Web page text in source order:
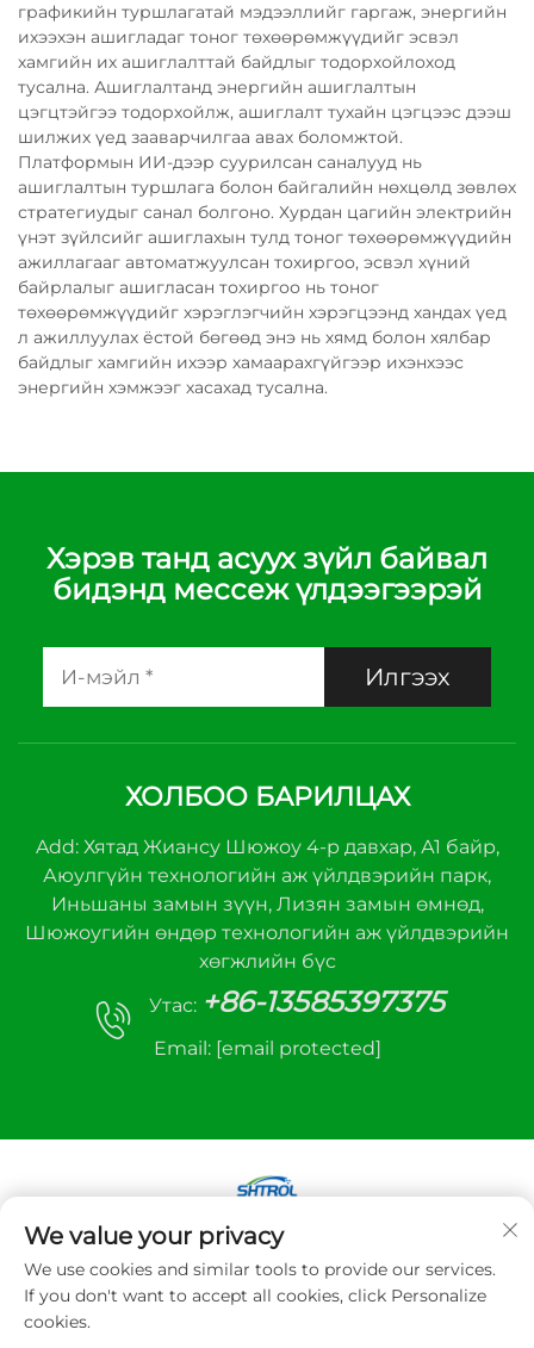
графикийн туршлагатай мэдээллийг гаргаж, энергийн
ихээхэн ашигладаг тоног төхөөрөмжүүдийг эсвэл
хамгийн их ашиглалттай байдлыг тодорхойлоход
тусална. Ашиглалтанд энергийн ашиглалтын
цэгцтэйгээ тодорхойлж, ашиглалт тухайн цэгцээс дээш
шилжих үед зааварчилгаа авах боломжтой.
Платформын ИИ-дээр суурилсан саналууд нь
ашиглалтын туршлага болон байгалийн нөхцөлд зөвлөх
стратегиудыг санал болгоно. Хурдан цагийн электрийн
үнэт зүйлсийг ашиглахын тулд тоног төхөөрөмжүүдийн
ажиллагааг автоматжуулсан тохиргоо, эсвэл хүний
байрлалыг ашигласан тохиргоо нь тоног
төхөөрөмжүүдийг хэрэглэгчийн хэрэгцээнд хандах үед
л ажиллуулах ёстой бөгөөд энэ нь хямд болон хялбар
байдлыг хамгийн ихээр хамаарахгүйгээр ихэнхээс
энергийн хэмжээг хасахад тусална.
Хэрэв танд асуух зүйл байвал
бидэнд мессеж үлдээгээрэй
Илгээх
ХОЛБОО БАРИЛЦАХ
Add: Хятад Жиансу Шюжоу 4-р давхар, А1 байр,
Аюулгүйн технологийн аж үйлдвэрийн парк,
Иньшаны замын зүүн, Лизян замын өмнөд,
Шюжоугийн өндөр технологийн аж үйлдвэрийн
хөгжлийн бүс
Утас: +86-13585397375
Email: [email protected]
Зохиогчийн эрх © 2025 Xuzhou sanhe автомат
удирдлагын тоног төхөөрөмж Co.,LTD. Бүх эрх
хуулиар хамгаалагдсан
We value your privacy
We use cookies and similar tools to provide our services.
If you don't want to accept all cookies, click Personalize
cookies.